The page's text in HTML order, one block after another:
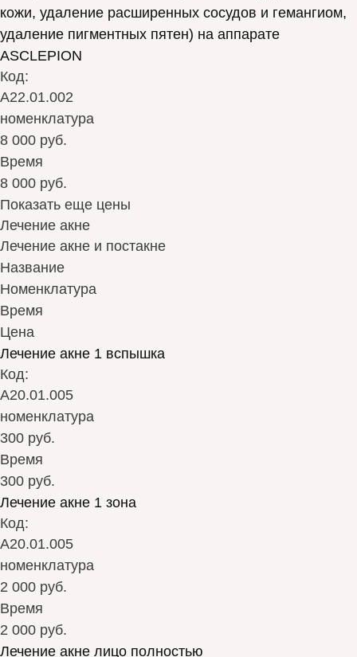
кожи, удаление расширенных сосудов и гемангиом,
удаление пигментных пятен) на аппарате
ASCLEPION
Код:
А22.01.002
номенклатура
8 000 руб.
Время
8 000 руб.
Показать еще цены
Лечение акне
Лечение акне и постакне
Название
Номенклатура
Время
Цена
Лечение акне 1 вспышка
Код:
А20.01.005
номенклатура
300 руб.
Время
300 руб.
Лечение акне 1 зона
Код:
А20.01.005
номенклатура
2 000 руб.
Время
2 000 руб.
Лечение акне лицо полностью